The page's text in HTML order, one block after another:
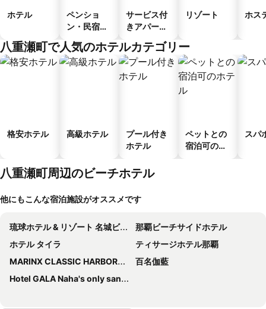
ホテル
ペンショ
ン・民宿・
ス
サービス付
きアパート
リゾート ホス
八重瀬町で人気のホテルカテゴリー
格安ホテル 高級ホテル
プール付き
ホテル
ペットとの
宿泊可のホ
スパ
八重瀬町周辺のビーチホテル
他にもこんな宿泊施設がオススメです
琉球ホテル & リゾート 名城ビーチ
那覇ビーチサイドホテル
ホテル タイラ
ティサージホテル那覇
MARINX CLASSIC HARBORVIEW PENSION
百名伽藍
Hotel GALA Naha's only sandy beach front all rooms oceanview